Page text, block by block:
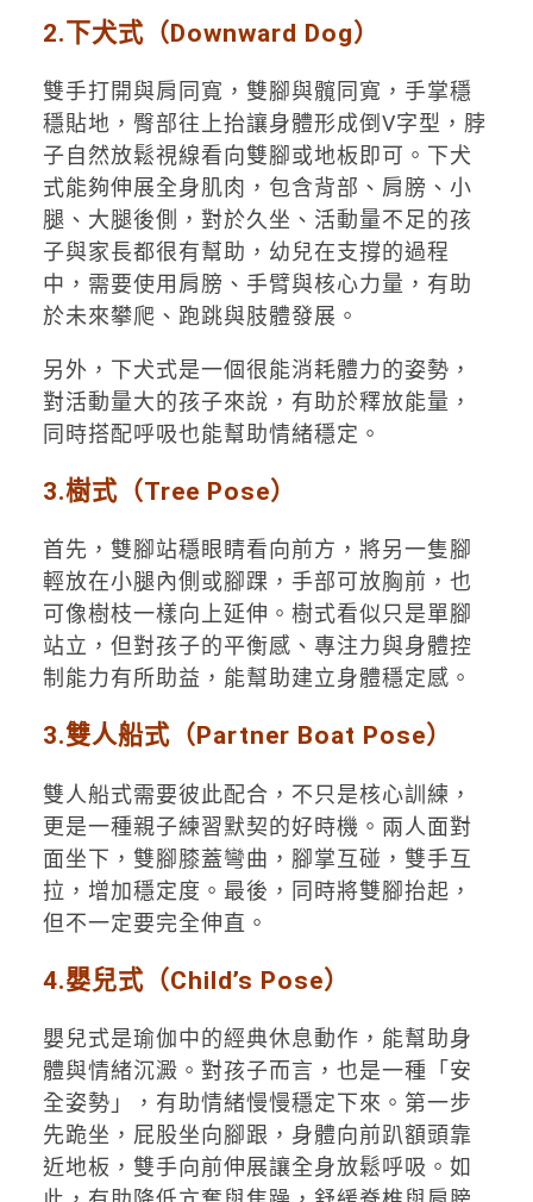
2.下犬式（Downward Dog）
雙手打開與肩同寬，雙腳與髖同寬，手掌穩
穩貼地，臀部往上抬讓身體形成倒V字型，脖
子自然放鬆視線看向雙腳或地板即可。下犬
式能夠伸展全身肌肉，包含背部、肩膀、小
腿、大腿後側，對於久坐、活動量不足的孩
子與家長都很有幫助，幼兒在支撐的過程
中，需要使用肩膀、手臂與核心力量，有助
於未來攀爬、跑跳與肢體發展。
另外，下犬式是一個很能消耗體力的姿勢，
對活動量大的孩子來說，有助於釋放能量，
同時搭配呼吸也能幫助情緒穩定。
3.樹式（Tree Pose）
首先，雙腳站穩眼睛看向前方，將另一隻腳
輕放在小腿內側或腳踝，手部可放胸前，也
可像樹枝一樣向上延伸。樹式看似只是單腳
站立，但對孩子的平衡感、專注力與身體控
制能力有所助益，能幫助建立身體穩定感。
3.雙人船式（Partner Boat Pose）
雙人船式需要彼此配合，不只是核心訓練，
更是一種親子練習默契的好時機。兩人面對
面坐下，雙腳膝蓋彎曲，腳掌互碰，雙手互
拉，增加穩定度。最後，同時將雙腳抬起，
但不一定要完全伸直。
4.嬰兒式（Child’s Pose）
嬰兒式是瑜伽中的經典休息動作，能幫助身
體與情緒沉澱。對孩子而言，也是一種「安
全姿勢」，有助情緒慢慢穩定下來。第一步
先跪坐，屁股坐向腳跟，身體向前趴額頭靠
近地板，雙手向前伸展讓全身放鬆呼吸。如